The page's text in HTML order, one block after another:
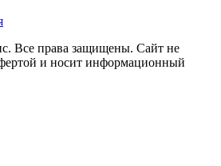
Все права защищены. Сайт не
и носит информационный